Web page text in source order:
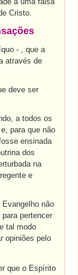
Cristo.
- , que a
através de
deve ser
a todos os
para que não
ensinada
dos
na
e
não
pertencer
tal modo
opiniões pelo
que o Espírito